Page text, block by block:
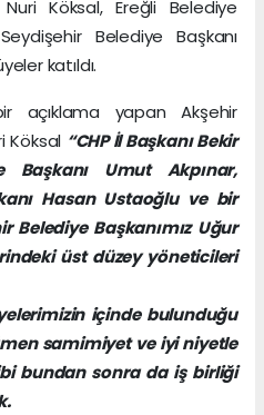
Köksal, Ereğli Belediye
Belediye Başkanı
katıldı.
açıklama yapan Akşehir
Köksal “CHP İl Başkanı Bekir
Başkanı Umut Akpınar,
Hasan Ustaoğlu ve bir
Belediye Başkanımız Uğur
üst düzey yöneticileri
içinde bulunduğu
samimiyet ve iyi niyetle
bundan sonra da iş birliği